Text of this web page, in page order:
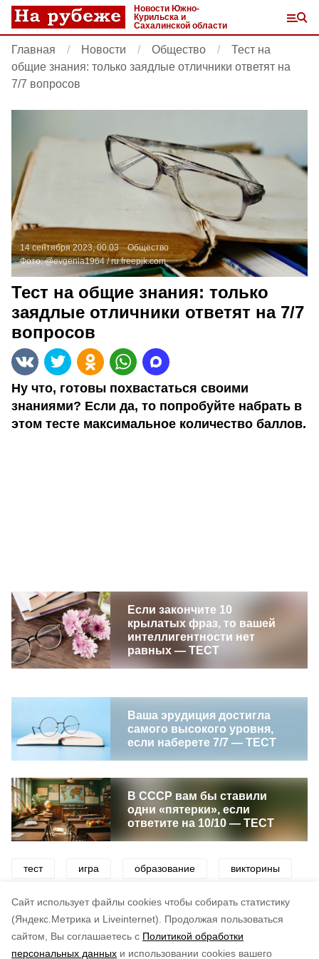
Cайт использует файлы cookies чтобы собирать статистику
(Яндекс.Метрика и Liveinternet).
Продолжая пользоваться
сайтом, Вы соглашаетесь с Политикой обработки
персональных данных и использовании cookies вашего
Новости Южно-
Курильска и
Сахалинской области
Главная Новости Общество
Тест на
общие знания: только заядлые отличники ответят на
7/7 вопросов
14 сентября 2023, 00:03
Общество
Фото:@evgenia1964 /ru.freepik.com
Тест на общие знания: только
заядлые отличники ответят на 7/7
вопросов
Ну что, готовы похвастаться своими
знаниями? Если да, то попробуйте набрать в
этом тесте максимальное количество баллов.
Если закончите 10
крылатых фраз, то вашей
интеллигентности нет
равных — ТЕСТ
Ваша эрудиция достигла
самого высокого уровня,
если наберете 7/7 — ТЕСТ
В СССР вам бы ставили
одни «пятерки», если
ответите на 10/10 — ТЕСТ
тест игра образование викторины
интеллект эрудиция